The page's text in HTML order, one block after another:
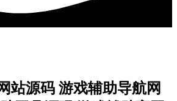
站源码 游戏辅助导航网